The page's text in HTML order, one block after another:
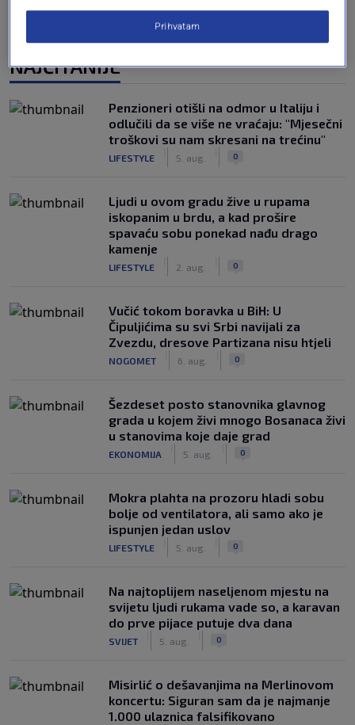
NAJČITANIJE
Penzioneri otišli na odmor u Italiju i
odlučili da se više ne vraćaju: "Mjesečni
troškovi su nam skresani na trećinu"
LIFESTYLE 5. aug. 0
Ljudi u ovom gradu žive u rupama
iskopanim u brdu, a kad prošire
spavaću sobu ponekad nađu drago
kamenje
LIFESTYLE 2. aug. 0
Vučić tokom boravka u BiH: U
Čipuljićima su svi Srbi navijali za
Zvezdu, dresove Partizana nisu htjeli
NOGOMET 6. aug. 0
Šezdeset posto stanovnika glavnog
grada u kojem živi mnogo Bosanaca živi
u stanovima koje daje grad
EKONOMIJA 5. aug. 0
Mokra plahta na prozoru hladi sobu
bolje od ventilatora, ali samo ako je
ispunjen jedan uslov
LIFESTYLE 5. aug. 0
Na najtoplijem naseljenom mjestu na
svijetu ljudi rukama vade so, a karavan
do prve pijace putuje dva dana
SVIJET 5. aug. 0
Misirlić o dešavanjima na Merlinovom
koncertu: Siguran sam da je najmanje
1.000 ulaznica falsifikovano
Prihvatam